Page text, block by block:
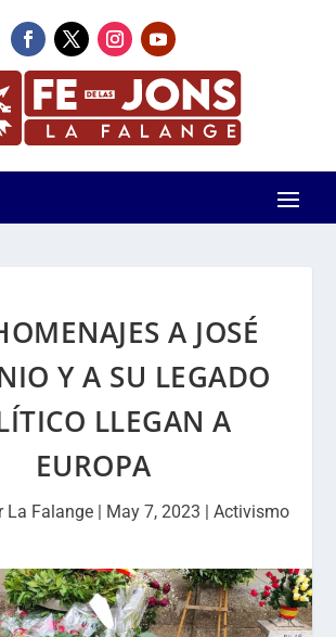
A JOSÉ
Y A SU LEGADO
LLEGAN A
EUROPA
La Falange | May 7, 2023 | Activismo